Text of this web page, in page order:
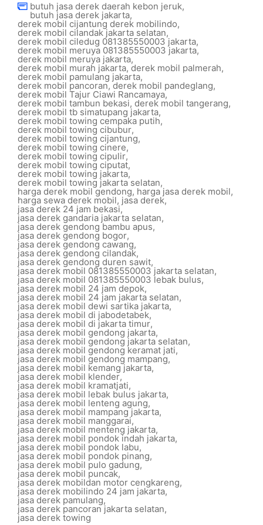
butuh jasa derek daerah kebon jeruk,
butuh jasa derek jakarta,
derek mobil cijantung derek mobilindo,
derek mobil cilandak jakarta selatan,
derek mobil ciledug 081385550003 jakarta,
derek mobil meruya 081385550003 jakarta,
derek mobil meruya jakarta,
derek mobil murah jakarta, derek mobil palmerah,
derek mobil pamulang jakarta,
derek mobil pancoran,derek mobil pandeglang,
derek mobil Tajur Ciawi Rancamaya,
derek mobil tambun bekasi, derek mobil tangerang,
derek mobil tb simatupang jakarta,
derek mobil towing cempaka putih,
derek mobil towing cibubur,
derek mobil towing cijantung,
derek mobil towing cinere,
derek mobil towing cipulir,
derek mobil towing ciputat,
derek mobil towing jakarta,
derek mobil towing jakarta selatan,
harga derek mobil gendong, harga jasa derek mobil,
harga sewa derek mobil, jasa derek,
jasa derek 24 jam bekasi,
jasa derek gandaria jakarta selatan,
jasa derek gendong bambu apus,
jasa derek gendong bogor,
jasa derek gendong cawang,
jasa derek gendong cilandak,
jasa derek gendong duren sawit,
jasa derek mobil 081385550003 jakarta selatan,
jasa derek mobil 081385550003 lebak bulus,
jasa derek mobil 24 jam depok,
jasa derek mobil 24 jam jakarta selatan,
jasa derek mobil dewi sartika jakarta,
jasa derek mobil di jabodetabek,
jasa derek mobil di jakarta timur,
jasa derek mobil gendong jakarta,
jasa derek mobil gendong jakarta selatan,
jasa derek mobil gendong keramat jati,
jasa derek mobil gendong mampang,
jasa derek mobil kemang jakarta,
jasa derek mobil klender,
jasa derek mobil kramatjati,
jasa derek mobil lebak bulus jakarta,
jasa derek mobil lenteng agung,
jasa derek mobil mampang jakarta,
jasa derek mobil manggarai,
jasa derek mobil menteng jakarta,
jasa derek mobil pondok indah jakarta,
jasa derek mobil pondok labu,
jasa derek mobil pondok pinang,
jasa derek mobil pulo gadung,
jasa derek mobil puncak,
jasa derek mobildan motor cengkareng,
jasa derek mobilindo 24 jam jakarta,
jasa derek pamulang,
jasa derek pancoran jakarta selatan,
jasa derek towing